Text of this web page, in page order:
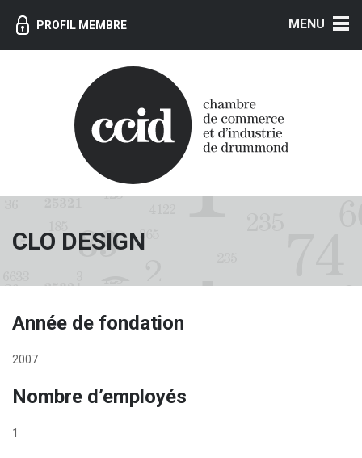
PROFIL MEMBRE
CLO DESIGN
Année de fondation
2007
Nombre d’employés
1
MENU